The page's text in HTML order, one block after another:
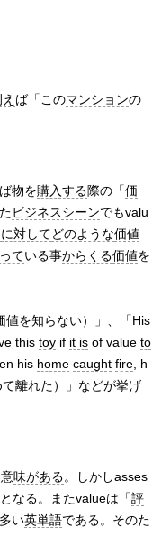
ば「このマンションの
ば物を購入する際の「価
ビジネスシーンでもvalu
に対してどのような価値
ている事からくる価値を
値を知らない）」、「His
this toyif it isof value to
his home caught fire, h
離れた）」などが挙げ
味がある。しかしasses
となる。またvalueは「評
い英単語である。そのた